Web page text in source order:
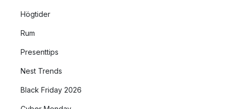
Högtider
Rum
Presenttips
Nest Trends
Black Friday 2026